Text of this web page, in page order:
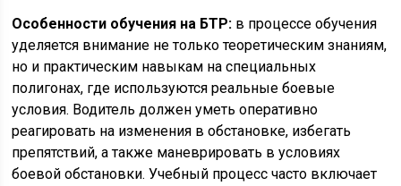
Особенности обучения на БТР: в процессе обучения
уделяется внимание не только теоретическим знаниям,
но и практическим навыкам на специальных
полигонах, где используются реальные боевые
условия. Водитель должен уметь оперативно
реагировать на изменения в обстановке, избегать
препятствий, а также маневрировать в условиях
боевой обстановки. Учебный процесс часто включает